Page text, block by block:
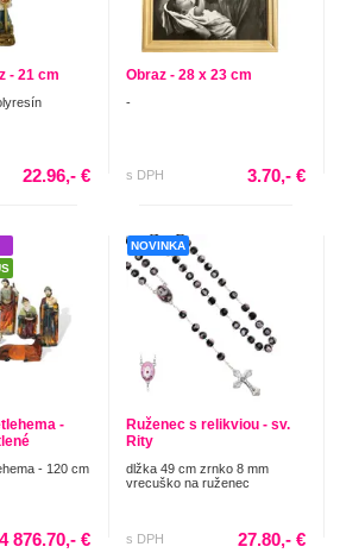
- 21 cm
22.96,- €
Obraz - 28 x 23 cm
-
s DPH 3.70,- €
-
- 120 cm
4 876.70,- €
NOVINKA
Ruženec s relikviou - sv.
Rity
dlžka 49 cm zrnko 8 mm
vrecuško na ruženec
s DPH 27.80,- €